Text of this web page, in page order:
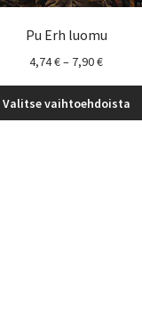
Pu Erh luomu
4,74€– 7,90€
-
7,90 €
Valitse vaihtoehdoista